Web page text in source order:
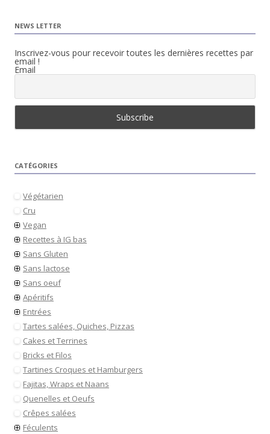
NEWS LETTER
Inscrivez-vous pour recevoir toutes les dernières recettes par
email !
Email
CATÉGORIES
Végétarien
Cru
Vegan
Recettes à IG bas
Sans Gluten
Sans lactose
Sans oeuf
Apéritifs
Entrées
Tartes salées, Quiches, Pizzas
Cakes et Terrines
Bricks et Filos
Tartines Croques et Hamburgers
Fajitas, Wraps et Naans
Quenelles et Oeufs
Crêpes salées
Féculents